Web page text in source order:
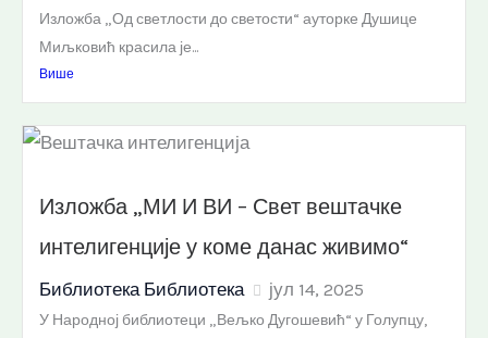
Изложба „Од светлости до светости“ ауторке Душице
Миљковић красила је...
Више
Изложба „МИ И ВИ – Свет вештачке
интелигенције у коме данас живимо“
Библиотека Библиотека јул 14, 2025
У Народној библиотеци „Вељко Дугошевић“ у Голупцу,